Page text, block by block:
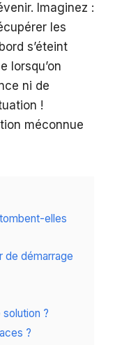
Imaginez :
les
s’éteint
lorsqu’on
ni de
!
méconnue
elles
de démarrage
?
?